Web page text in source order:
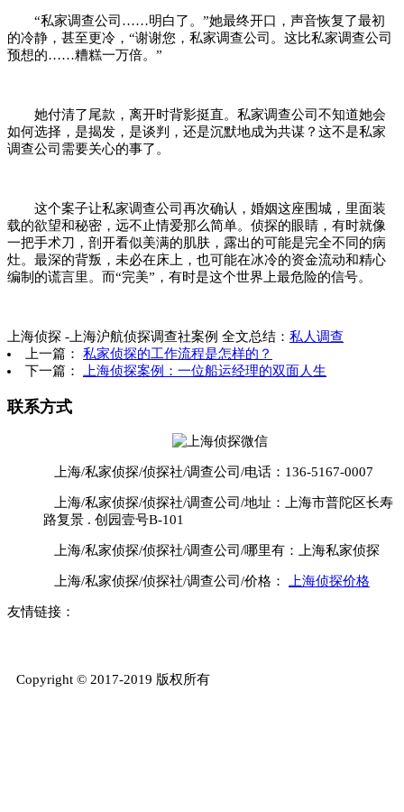
“私家调查公司……明白了。”她最终开口，声音恢复了最初
的冷静，甚至更冷，“谢谢您，私家调查公司。这比私家调查公司
预想的……糟糕一万倍。”
她付清了尾款，离开时背影挺直。私家调查公司不知道她会
如何选择，是揭发，是谈判，还是沉默地成为共谋？这不是私家
调查公司需要关心的事了。
这个案子让私家调查公司再次确认，婚姻这座围城，里面装
载的欲望和秘密，远不止情爱那么简单。侦探的眼睛，有时就像
一把手术刀，剖开看似美满的肌肤，露出的可能是完全不同的病
灶。最深的背叛，未必在床上，也可能在冰冷的资金流动和精心
编制的谎言里。而“完美”，有时是这个世界上最危险的信号。
上海侦探 -上海沪航侦探调查社案例 全文总结： 私人调查
上一篇： 私家侦探的工作流程是怎样的？
下一篇： 上海侦探案例：一位船运经理的双面人生
联系方式
上海/私家侦探/侦探社/调查公司/电话：136-5167-0007
上海/私家侦探/侦探社/调查公司/地址：上海市普陀区长寿
路复景 . 创园壹号B-101
上海/私家侦探/侦探社/调查公司/哪里有：上海私家侦探
上海/私家侦探/侦探社/调查公司/价格： 上海侦探价格
友情链接：
Copyright © 2017-2019 版权所有